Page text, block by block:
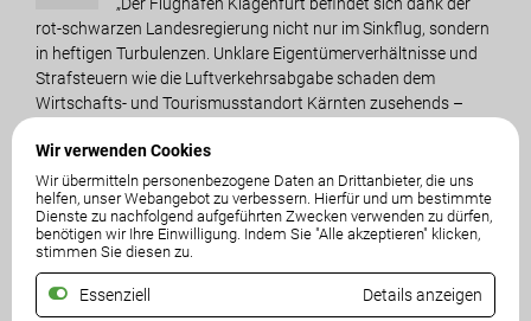
Wir verwenden Cookies
Wir übermitteln personenbezogene Daten an Drittanbieter, die uns
helfen, unser Webangebot zu verbessern. Hierfür und um bestimmte
Dienste zu nachfolgend aufgeführten Zwecken verwenden zu dürfen,
benötigen wir Ihre Einwilligung. Indem Sie "Alle akzeptieren" klicken,
stimmen Sie diesen zu.
Essenziell Details anzeigen
rot-schwarzen Landesregierung nicht nur im Sinkflug, sondern
in heftigen Turbulenzen. Unklare Eigentümerverhältnisse und
Strafsteuern wie die Luftverkehrsabgabe schaden dem
Wirtschafts- und Tourismusstandort Kärnten zusehends –
Klagenfurt-London-Route von Ryanair. Es ist höchste Zeit für
eine echte Wiederbelebung und Weiterentwicklung, um
international wettbewerbsfähig zu bleiben. Der zuständige
ÖVP-Beteiligungsreferent Gruber muss endlich im Sinne
Kärntens bei seinen Parteikollegen in Wien aktiv werden. SPÖ
und ÖVP sitzen sowohl in Klagenfurt als auch in Wien in der
Regierung: Wo bleibt der Einsatz von LH-Fellner und LH-Stv.